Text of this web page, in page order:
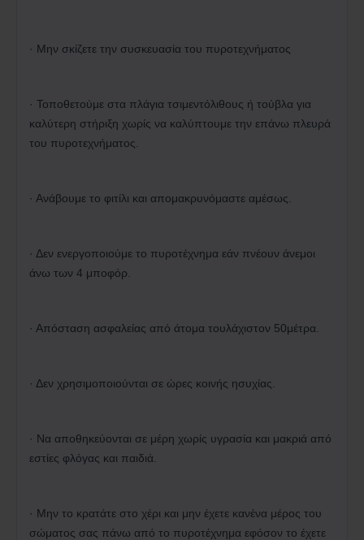
· Μην σκίζετε την συσκευασία του πυροτεχνήματος
· Τοποθετούμε στα πλάγια τσιμεντόλιθους ή τούβλα για
καλύτερη στήριξη χωρίς να καλύπτουμε την επάνω πλευρά
του πυροτεχνήματος.
· Ανάβουμε το φιτίλι και απομακρυνόμαστε αμέσως.
· Δεν ενεργοποιούμε το πυροτέχνημα εάν πνέουν άνεμοι
άνω των 4 μποφόρ.
· Απόσταση ασφαλείας από άτομα τουλάχιστον 50μέτρα.
· Δεν χρησιμοποιούνται σε ώρες κοινής ησυχίας.
· Να αποθηκεύονται σε μέρη χωρίς υγρασία και μακριά από
εστίες φλόγας και παιδιά.
· Μην το κρατάτε στο χέρι και μην έχετε κανένα μέρος του
σώματος σας πάνω από το πυροτέχνημα εφόσον το έχετε